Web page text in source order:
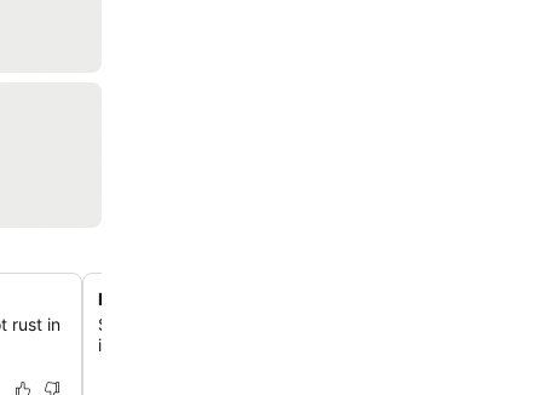
rust in
Incheckzuil voor vluchten ter plaatse
Stroomlijn je vertrek met het gemak van een
incheckzuil voor vluchten, direct in de lobby van het